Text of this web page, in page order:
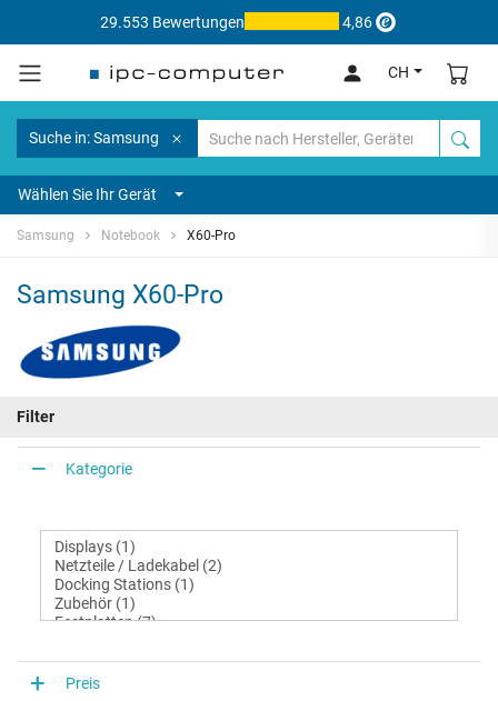
29.553 Bewertungen 4,86
CH
Suche in: Samsung
Wählen Sie Ihr Gerät
Samsung Notebook X60-Pro
Samsung X60-Pro
Filter
Kategorie
Preis